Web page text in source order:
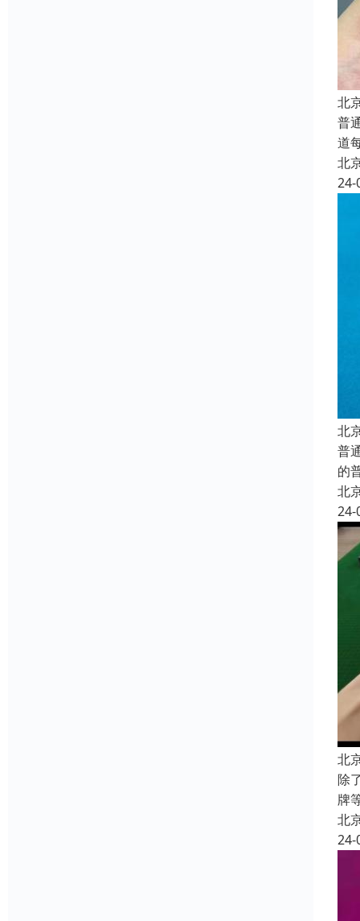
北
普
道
北
24-
北
普
的
北
24-
北
除
牌
北
24-